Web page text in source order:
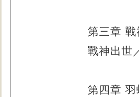
第三章
戰神出世
第四章